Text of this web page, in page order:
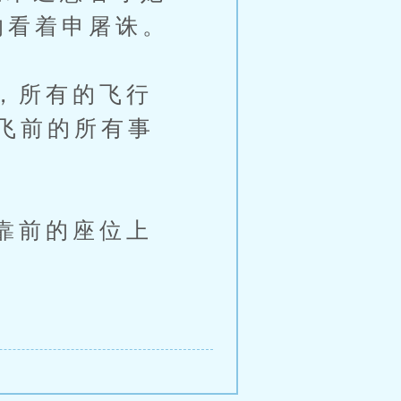
着申屠诛。
有的飞行
前的所有事
的座位上